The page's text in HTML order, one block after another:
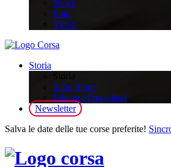
News
Foto
Video
Storia
Albo d’oro
Edizioni Precedenti
Newsletter
Salva le date delle tue corse preferite!